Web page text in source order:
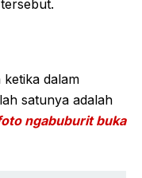
dalam
satunya adalah
ngabuburit buka